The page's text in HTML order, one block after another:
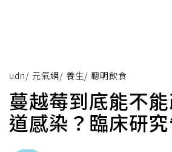
udn/ 元氣網/ 養生/ 聰明飲食
蔓越莓到底能不
道感染？臨床研